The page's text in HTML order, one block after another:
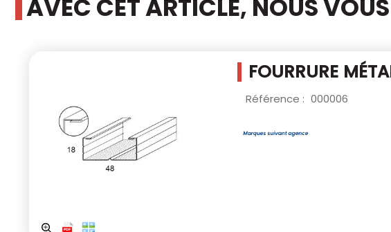
AVEC CET ARTICLE, NOUS
FOURRURE
Référence : 000006